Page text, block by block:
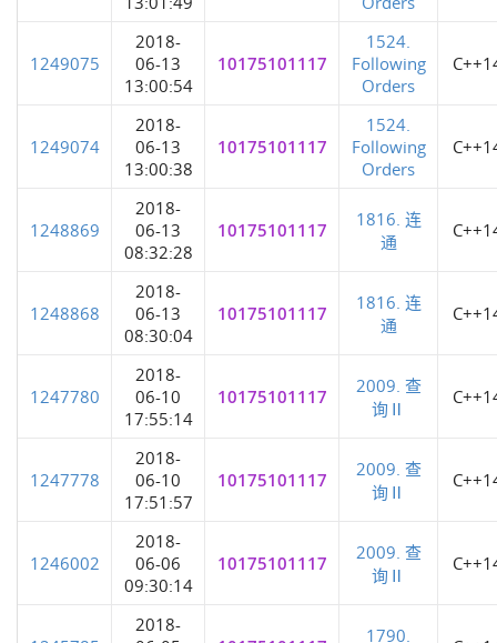
1249075
2018-
06-13
13:00:54
10175101117
1524.
Following
Orders
1249074
2018-
06-13
13:00:38
10175101117
1524.
Following
Orders
1248869
2018-
06-13
08:32:28
10175101117
1816. 连
通
1248868
2018-
06-13
08:30:04
10175101117
1816. 连
通
1247780
2018-
06-10
17:55:14
10175101117
2009. 查
询Ⅱ
1247778
2018-
06-10
17:51:57
10175101117
2009. 查
询Ⅱ
1246002
2018-
06-06
09:30:14
10175101117
2009. 查
询Ⅱ
2018-
1790.